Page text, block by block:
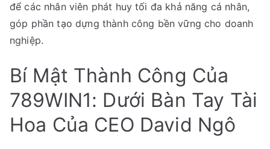
để các nhân viên phát huy tối đa khả năng cá nhân,
góp phần tạo dựng thành công bền vững cho doanh
nghiệp.
Bí Mật Thành Công Của
789WIN1: Dưới Bàn Tay Tài
Hoa Của CEO David Ngô